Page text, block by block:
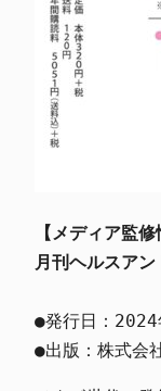
【メディア監修
月刊ヘルスア
●発行日：2024
●出版：株式会